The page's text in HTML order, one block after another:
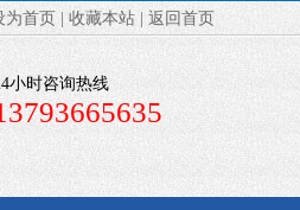
为首页 收藏本站 返回首页
小时咨询热线